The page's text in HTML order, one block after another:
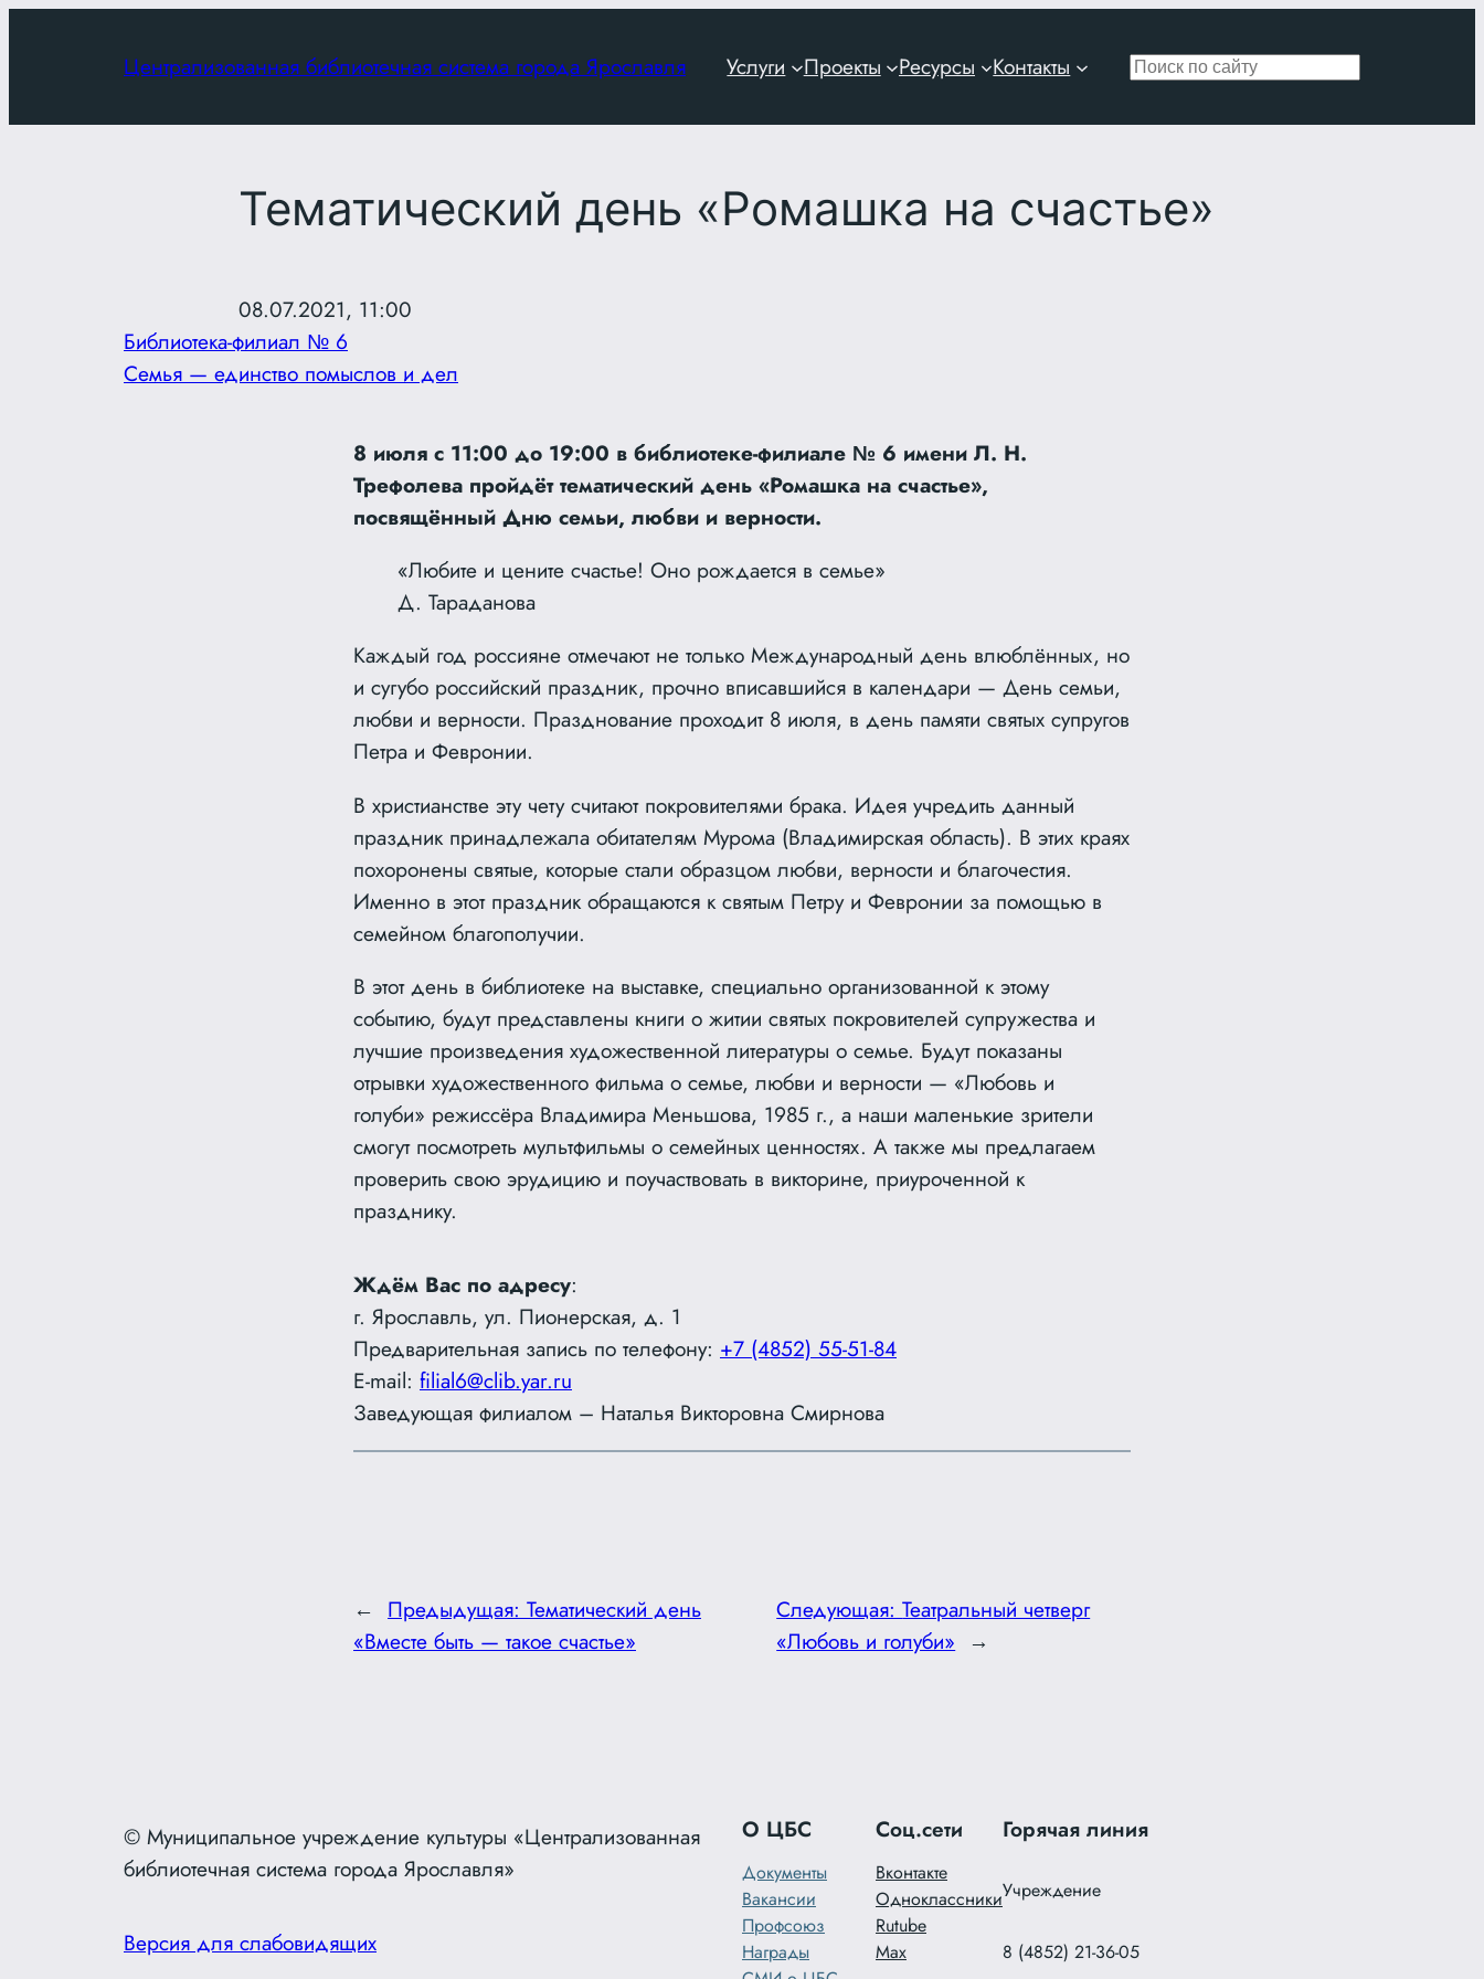
Централизованная библиотечная система города Ярославля Услуги Проекты Ресурсы Контакты Поиск
Тематический день «Ромашка на счастье»
08.07.2021, 11:00
Библиотека-филиал № 6
Семья — единство помыслов и дел
8 июля с 11:00 до 19:00 в библиотеке-филиале № 6 имени Л. Н.
Трефолева пройдёт тематический день «Ромашка на счастье»,
посвящённый Дню семьи, любви и верности.
«Любите и цените счастье! Оно рождается в семье»
Д. Тараданова
Каждый год россияне отмечают не только Международный день влюблённых, но
и сугубо российский праздник, прочно вписавшийся в календари — День семьи,
любви и верности. Празднование проходит 8 июля, в день памяти святых супругов
Петра и Февронии.
В христианстве эту чету считают покровителями брака. Идея учредить данный
праздник принадлежала обитателям Мурома (Владимирская область). В этих краях
похоронены святые, которые стали образцом любви, верности и благочестия.
Именно в этот праздник обращаются к святым Петру и Февронии за помощью в
семейном благополучии.
В этот день в библиотеке на выставке, специально организованной к этому
событию, будут представлены книги о житии святых покровителей супружества и
лучшие произведения художественной литературы о семье. Будут показаны
отрывки художественного фильма о семье, любви и верности — «Любовь и
голуби» режиссёра Владимира Меньшова, 1985 г., а наши маленькие зрители
смогут посмотреть мультфильмы о семейных ценностях. А также мы предлагаем
проверить свою эрудицию и поучаствовать в викторине, приуроченной к
празднику.
Ждём Вас по адресу:
г. Ярославль, ул. Пионерская, д. 1
Предварительная запись по телефону: +7 (4852) 55-51-84
E-mail: filial6@clib.yar.ru
Заведующая филиалом – Наталья Викторовна Смирнова
← Предыдущая: Тематический день
«Вместе быть — такое счастье»
Следующая:Театральный четверг
«Любовь и голуби» →
© Муниципальное учреждение культуры «Централизованная
библиотечная система города Ярославля»
Версия для слабовидящих
О ЦБС
Документы
Вакансии
Профсоюз
Награды
Соц.сети
Вконтакте
Одноклассники
Rutube
Max
Горячая линия
Учреждение
8 (4852) 21-36-05